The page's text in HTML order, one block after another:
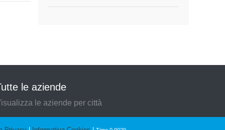
le aziende
le aziende per città